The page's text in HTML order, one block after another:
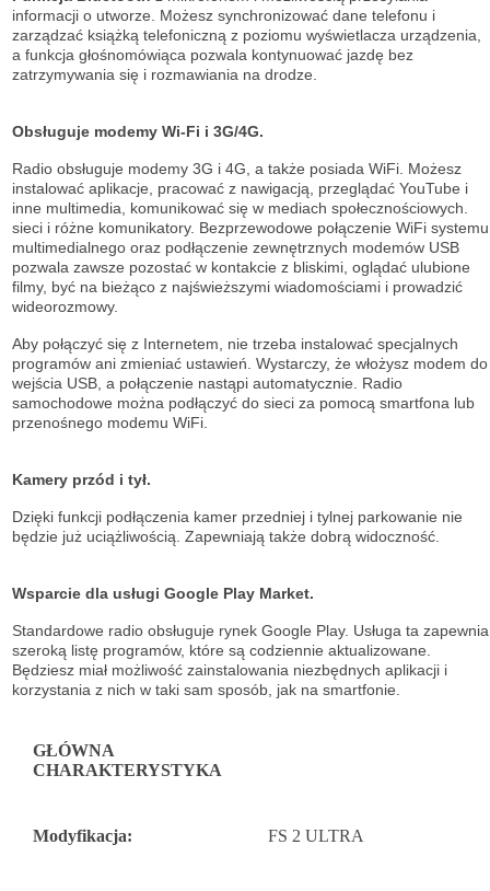
informacji o utworze. Możesz synchronizować dane telefonu i
zarządzać książką telefoniczną z poziomu wyświetlacza urządzenia,
a funkcja głośnomówiąca pozwala kontynuować jazdę bez
zatrzymywania się i rozmawiania na drodze.
Obsługuje modemy Wi-Fi i 3G/4G.
Radio obsługuje modemy 3G i 4G, a także posiada WiFi. Możesz
instalować aplikacje, pracować z nawigacją, przeglądać YouTube i
inne multimedia, komunikować się w mediach społecznościowych.
sieci i różne komunikatory. Bezprzewodowe połączenie WiFi systemu
multimedialnego oraz podłączenie zewnętrznych modemów USB
pozwala zawsze pozostać w kontakcie z bliskimi, oglądać ulubione
filmy, być na bieżąco z najświeższymi wiadomościami i prowadzić
wideorozmowy.
Aby połączyć się z Internetem, nie trzeba instalować specjalnych
programów ani zmieniać ustawień. Wystarczy, że włożysz modem do
wejścia USB, a połączenie nastąpi automatycznie. Radio
samochodowe można podłączyć do sieci za pomocą smartfona lub
przenośnego modemu WiFi.
Kamery przód i tył.
Dzięki funkcji podłączenia kamer przedniej i tylnej parkowanie nie
będzie już uciążliwością. Zapewniają także dobrą widoczność.
Wsparcie dla usługi Google Play Market.
Standardowe radio obsługuje rynek Google Play. Usługa ta zapewnia
szeroką listę programów, które są codziennie aktualizowane.
Będziesz miał możliwość zainstalowania niezbędnych aplikacji i
korzystania z nich w taki sam sposób, jak na smartfonie.
GŁÓWNA
CHARAKTERYSTYKA
Modyfikacja: FS 2 ULTRA